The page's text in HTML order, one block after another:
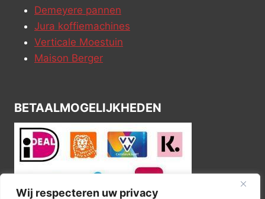
Wij respecteren uw privacy
Demeyere pannen
Jura koffiemachines
Verticale Moestuin
Maison Berger
BETAALMOGELIJKHEDEN